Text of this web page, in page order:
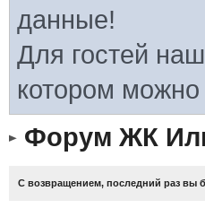
данные!
Для гостей
котором можно
Форум ЖК
С возвращением, последний раз вы